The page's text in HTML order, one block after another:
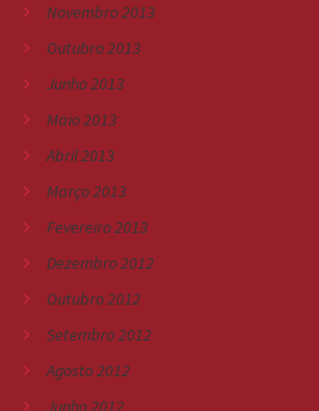
Novembro 2013
Outubro 2013
Junho 2013
Maio 2013
Abril 2013
Março 2013
Fevereiro 2013
Dezembro 2012
Outubro 2012
Setembro 2012
Agosto 2012
Junho 2012